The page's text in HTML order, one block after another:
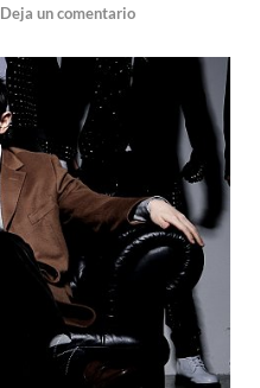
Deja un comentario